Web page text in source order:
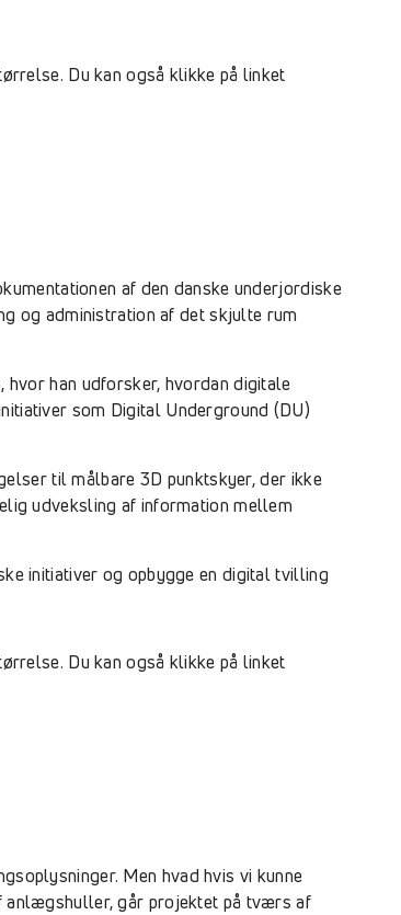
Du kan også klikke på linket
af den danske underjordiske
og administration af det skjulte rum
hvor han udforsker, hvordan digitale
som Digital Underground (DU)
til målbare 3D punktskyer, der ikke
udveksling af information mellem
initiativer og opbygge en digital tvilling
Du kan også klikke på linket
Men hvad hvis vi kunne
anlægshuller, går projektet på tværs af